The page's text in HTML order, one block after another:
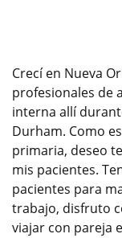
Crecí en Nueva
profesionales de
interna allí
Durham. Como
primaria, deseo
mis pacientes.
pacientes para
trabajo, disfruto
viajar con pareja